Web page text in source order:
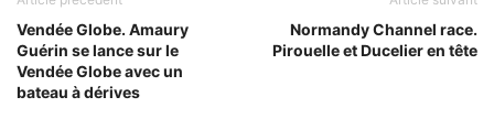
Vendée Globe. Amaury
Guérin se lance sur le
Vendée Globe avec un
bateau à dérives
Normandy Channel race.
Pirouelle et Ducelier en tête